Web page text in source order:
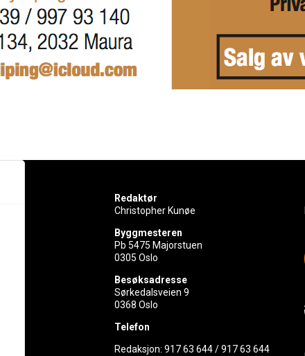
Redaktør
Christopher Kunøe
Byggmesteren
Pb 5475 Majorstuen
0305 Oslo
Besøksadresse
Sørkedalsveien 9
0368 Oslo
Telefon
Redaksjon:917 63 644/917 63 644